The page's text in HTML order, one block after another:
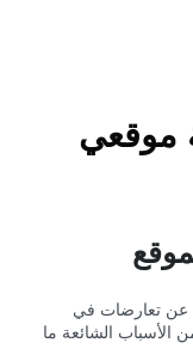
موقعي
قد تنجم مشكلات مشاركة الموقع على iPhone عن تعارضات في
الأسباب الشائعة ما